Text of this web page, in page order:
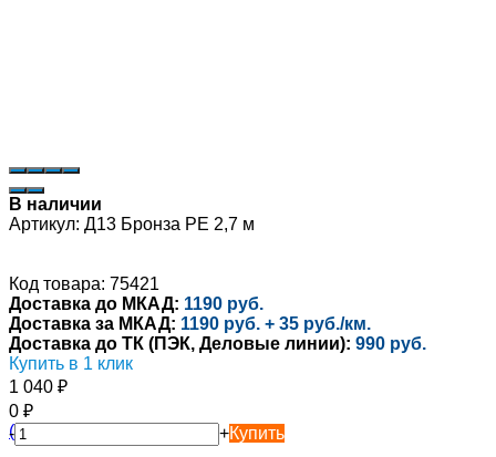
В наличии
Артикул: Д13 Бронза РЕ 2,7 м
Код товара: 75421
Доставка до МКАД: 1190 руб.
Доставка за МКАД: 1190 руб. + 35 руб./км.
Доставка до ТК (ПЭК, Деловые линии): 990 руб.
Купить в 1 клик
1 040 ₽
0 ₽
-
+Купить